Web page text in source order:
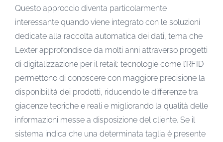
Questo approccio diventa particolarmente
interessante quando viene integrato con le soluzioni
dedicate alla raccolta automatica dei dati, tema che
Lexter approfondisce da molti anni attraverso progetti
di digitalizzazione per il retail: tecnologie come l’RFID
permettono di conoscere con maggiore precisione la
disponibilità dei prodotti, riducendo le differenze tra
giacenze teoriche e reali e migliorando la qualità delle
informazioni messe a disposizione del cliente. Se il
sistema indica che una determinata taglia è presente